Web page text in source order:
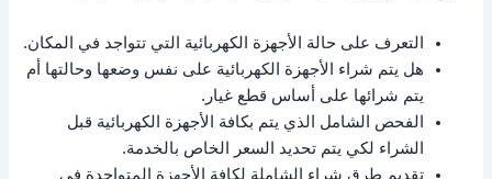
التعرف على حالة الأجهزة الكهربائية التي تتواجد في المكان.
هل يتم شراء الأجهزة الكهربائية على نفس وضعها وحالتها أم
يتم شرائها على أساس قطع غيار.
الفحص الشامل الذي يتم بكافة الأجهزة الكهربائية قبل
الشراء لكي يتم تحديد السعر الخاص بالخدمة.
تقديم طرق شراء الشاملة لكافة الأجهزة المتواجدة في